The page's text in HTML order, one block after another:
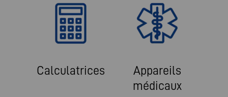
Calculatrices
Appareils
médicaux